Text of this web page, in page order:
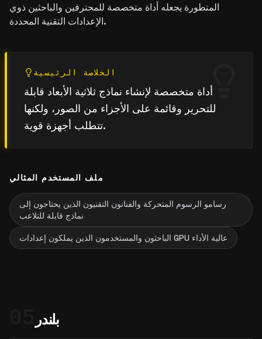
المتطورة يجعله أداة متخصصة للمحترفين والباحثين ذوي
الإعدادات التقنية المحددة.
الخلاصة الرئيسية
أداة متخصصة لإنشاء نماذج ثلاثية الأبعاد قابلة
للتحرير وقائمة على الأجزاء من الصور، ولكنها
تتطلب أجهزة قوية.
ملف المستخدم المثالي
رسامو الرسوم المتحركة والفنانون التقنيون الذين يحتاجون إلى
نماذج قابلة للتلاعب
الباحثون والمستخدمون الذين يملكون إعدادات GPU عالية الأداء
بلندر